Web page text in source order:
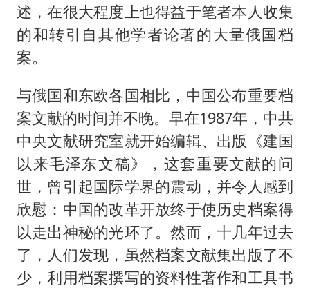
述，在很大程度上也得益于笔者本人收集
的和转引自其他学者论著的大量俄国档
案。
与俄国和东欧各国相比，中国公布重要档
案文献的时间并不晚。早在1987年，中共
中央文献研究室就开始编辑、出版《建国
以来毛泽东文稿》，这套重要文献的问
世，曾引起国际学界的震动，并令人感到
欣慰：中国的改革开放终于使历史档案得
以走出神秘的光环了。然而，十几年过去
了，人们发现，虽然档案文献集出版了不
少，利用档案撰写的资料性著作和工具书